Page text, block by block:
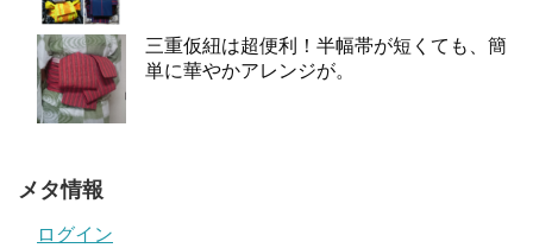
三重仮紐は超便利！半幅帯が短くても、簡
単に華やかアレンジが。
メタ情報
ログイン